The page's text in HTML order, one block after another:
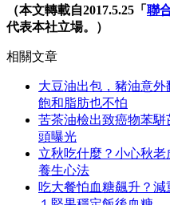
（本文轉載自2017.5.25「 聯
代表本社立場。）
相關文章
大豆油出包，豬油意外
飽和脂肪也不怕
苦茶油檢出致癌物苯
頭曝光
立秋吃什麼？小心秋
養生心法
吃大餐怕血糖飆升？